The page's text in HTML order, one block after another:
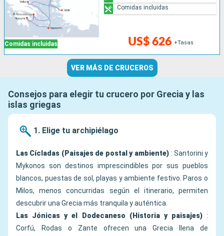
Comidas incluidas US$ 626 +Tasas
Comidas incluidas
VER MÁS DE CRUCEROS
Consejos para elegir tu crucero por Grecia y las
islas griegas
1. Elige tu archipiélago
Las Cícladas (Paisajes de postal y ambiente): Santorini y
Mykonos son destinos imprescindibles por sus pueblos
blancos, puestas de sol, playas y ambiente festivo. Paros o
Milos, menos concurridas según el itinerario, permiten
descubrir una Grecia más tranquila y auténtica.
Las Jónicas y el Dodecaneso (Historia y paisajes):
Corfú, Rodas o Zante ofrecen una Grecia llena de